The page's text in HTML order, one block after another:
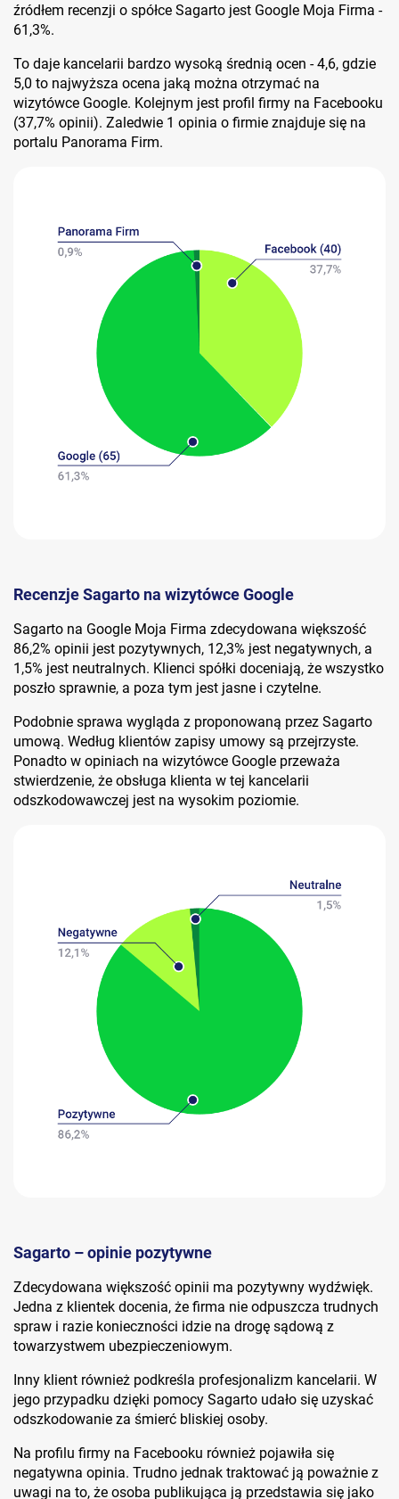
źródłem recenzji o spółce Sagarto jest Google Moja Firma -
61,3%.
To daje kancelarii bardzo wysoką średnią ocen - 4,6, gdzie
5,0 to najwyższa ocena jaką można otrzymać na
wizytówce Google. Kolejnym jest profil firmy na Facebooku
(37,7% opinii). Zaledwie 1 opinia o firmie znajduje się na
portalu Panorama Firm.
Recenzje Sagarto na wizytówce Google
Sagarto na Google Moja Firma zdecydowana większość
86,2% opinii jest pozytywnych, 12,3% jest negatywnych, a
1,5% jest neutralnych. Klienci spółki doceniają, że wszystko
poszło sprawnie, a poza tym jest jasne i czytelne.
Podobnie sprawa wygląda z proponowaną przez Sagarto
umową. Według klientów zapisy umowy są przejrzyste.
Ponadto w opiniach na wizytówce Google przeważa
stwierdzenie, że obsługa klienta w tej kancelarii
odszkodowawczej jest na wysokim poziomie.
Sagarto – opinie pozytywne
Zdecydowana większość opinii ma pozytywny wydźwięk.
Jedna z klientek docenia, że firma nie odpuszcza trudnych
spraw i razie konieczności idzie na drogę sądową z
towarzystwem ubezpieczeniowym.
Inny klient również podkreśla profesjonalizm kancelarii. W
jego przypadku dzięki pomocy Sagarto udało się uzyskać
odszkodowanie za śmierć bliskiej osoby.
Na profilu firmy na Facebooku również pojawiła się
negatywna opinia. Trudno jednak traktować ją poważnie z
uwagi na to, że osoba publikująca ją przedstawia się jako